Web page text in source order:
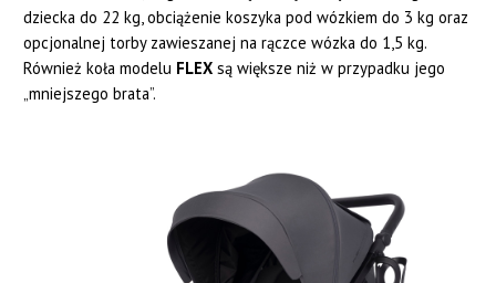
dziecka do 22 kg, obciążenie koszyka pod wózkiem do 3 kg oraz
opcjonalnej torby zawieszanej na rączce wózka do 1,5 kg.
Również koła modelu FLEX są większe niż w przypadku jego
„mniejszego brata”.